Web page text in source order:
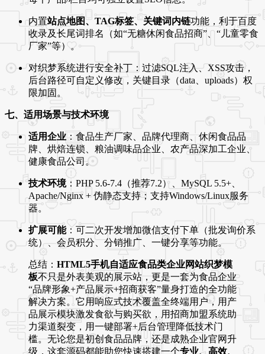
内置站点地图、TAG标签、关键词内链功能，利于百度
收录及长尾词排名（如“无糖休闲食品招商”、“儿童零食
厂家”等）。
对织梦系统进行安全补丁：过滤SQL注入、XSS攻击，
后台路径可自定义修改，关键目录（data、uploads）权
限加固。
七、适用场景与技术环境
适用企业 ：食品生产厂家、品牌代理商、休闲食品品
牌、烘焙连锁、粮油调味品企业、农产品深加工企业、
健康食品公司。
技术环境：PHP 5.6-7.4（推荐7.2）、MySQL 5.5+、
Apache/Nginx + 伪静态支持；支持Windows/Linux服务
器。
扩展可能：可二次开发增加微信支付下单（批发询价系
统）、会员积分、分销推广、一键分享等功能。
总结： HTML5手机自适应食品类企业网站织梦模
板不只是外表美观的展示站，更是一套为食品企业
“品牌形象+产品展示+招商获客”量身打造的全功能
解决方案。它用响应式技术覆盖全终端用户，用产
品展示模块激发食欲与购买欲，用招商加盟系统助
力渠道裂变，用一键部署+后台管理降低技术门
槛。无论您是初创食品品牌，还是成熟企业官网升
级，这套源码都能助您快速搭建一个专业、高效、